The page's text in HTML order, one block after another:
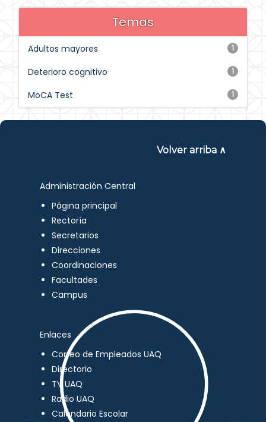
Temas
1
Adultos mayores
1
Deterioro cognitivo
1
MoCA Test
Volver arriba ∧
Administración Central
Página principal
Rectoría
Secretarios
Direcciones
Coordinaciones
Facultades
Campus
Enlaces
Correo de Empleados UAQ
Directorio
TV UAQ
Radio UAQ
Calendario Escolar